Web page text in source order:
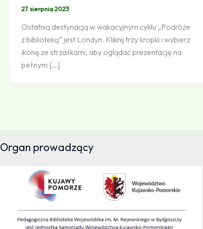
27 sierpnia 2023
Ostatnią destynacją w wakacyjnym cyklu „Podróże
z biblioteką“ jest Londyn. Kliknij trzy kropki i wybierz
ikonę ze strzałkami, aby oglądać prezentację na
pełnym […]
Organ prowadzący